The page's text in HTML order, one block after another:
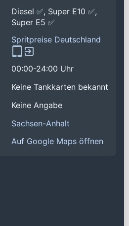
Diesel ✅, Super E10 ✅,
Super E5 ✅
Spritpreise Deutschland
00:00-24:00 Uhr
Keine Tankkarten bekannt
Keine Angabe
Sachsen-Anhalt
Auf Google Maps öffnen